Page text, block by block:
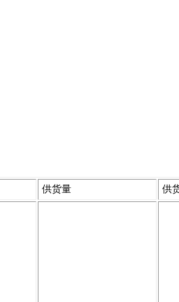
供货量 供